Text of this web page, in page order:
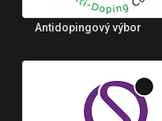
Antidopingový výbor